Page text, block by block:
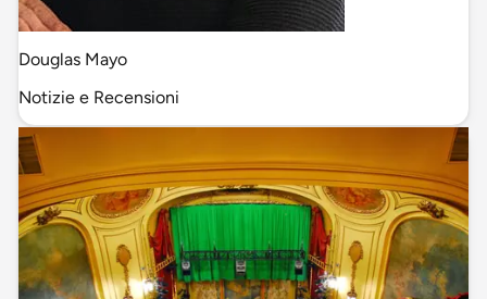
Douglas Mayo
Notizie e Recensioni